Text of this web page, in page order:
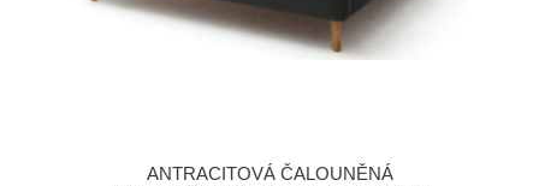
ANTRACITOVÁ ČALOUNĚNÁ